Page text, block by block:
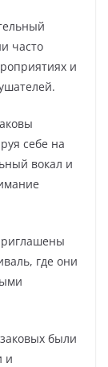
часто
и
себе на
вокал и
где они
были
и